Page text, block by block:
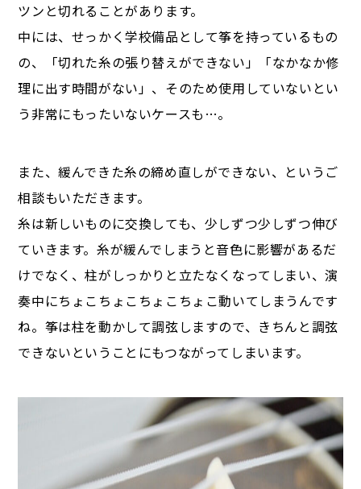
ツンと切れることがあります。
中には、せっかく学校備品として筝を持っているもの
の、「切れた糸の張り替えができない」「なかなか修
理に出す時間がない」、そのため使用していないとい
う非常にもったいないケースも…。
また、緩んできた糸の締め直しができない、というご
相談もいただきます。
糸は新しいものに交換しても、少しずつ少しずつ伸び
ていきます。糸が緩んでしまうと音色に影響があるだ
けでなく、柱がしっかりと立たなくなってしまい、演
奏中にちょこちょこちょこちょこ動いてしまうんです
ね。筝は柱を動かして調弦しますので、きちんと調弦
できないということにもつながってしまいます。